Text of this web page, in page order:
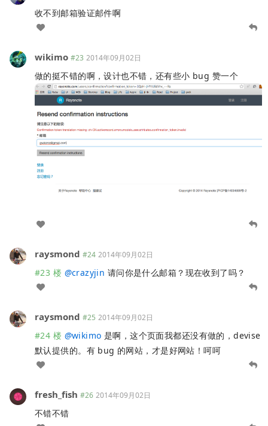
收不到邮箱验证邮件啊
wikimo #23 2014年09月02日
做的挺不错的啊，设计也不错，还有些小 bug 赞一个
raysmond #24 2014年09月02日
#23 楼 @crazyjin 请问你是什么邮箱？现在收到了吗？
raysmond #25 2014年09月02日
#24 楼 @wikimo 是啊，这个页面我都还没有做的，devise
默认提供的。有 bug 的网站，才是好网站！呵呵
fresh_fish #26 2014年09月02日
不错不错